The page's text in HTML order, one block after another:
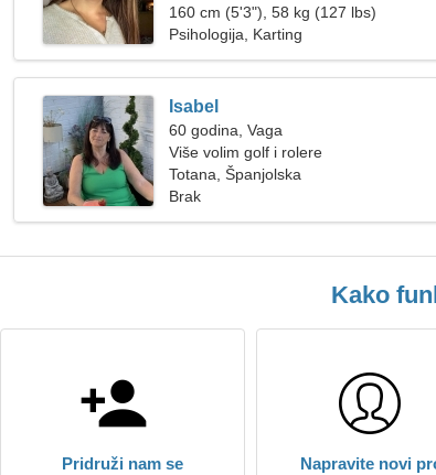
160 cm (5'3"), 58 kg (127 lbs)
Psihologija, Karting
Isabel
60 godina, Vaga
Više volim golf i rolere
Totana, Španjolska
Brak
Kako
Pridruži nam se Napravite novi